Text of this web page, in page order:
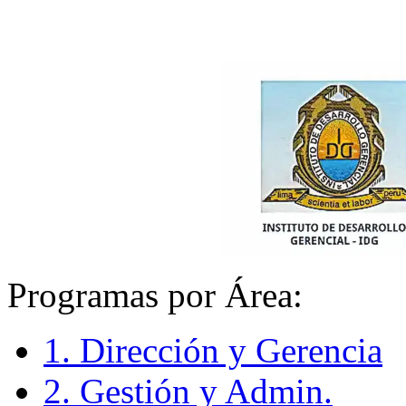
Programas por Área:
1. Dirección y Gerencia
2. Gestión y Admin.